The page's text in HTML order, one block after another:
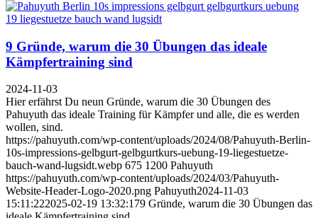
9 Gründe, warum die 30 Übungen das ideale
Kämpfertraining sind
2024-11-03
Hier erfährst Du neun Gründe, warum die 30 Übungen des
Pahuyuth das ideale Training für Kämpfer und alle, die es werden
wollen, sind.
https://pahuyuth.com/wp-content/uploads/2024/08/Pahuyuth-Berlin-
10s-impressions-gelbgurt-gelbgurtkurs-uebung-19-liegestuetze-
bauch-wand-lugsidt.webp 675 1200 Pahuyuth
https://pahuyuth.com/wp-content/uploads/2024/03/Pahuyuth-
Website-Header-Logo-2020.png Pahuyuth2024-11-03
15:11:222025-02-19 13:32:179 Gründe, warum die 30 Übungen das